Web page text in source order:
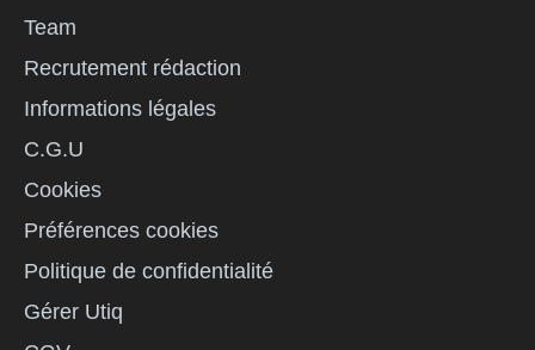
Team
Recrutement rédaction
Informations légales
C.G.U
Cookies
Préférences cookies
Politique de confidentialité
Gérer Utiq